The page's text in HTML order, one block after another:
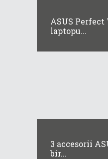
ASUS
laptopu...
3 accesorii
bir...